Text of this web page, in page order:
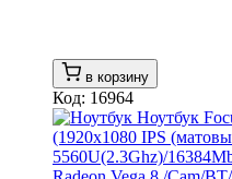
в корзину
Код: 16964